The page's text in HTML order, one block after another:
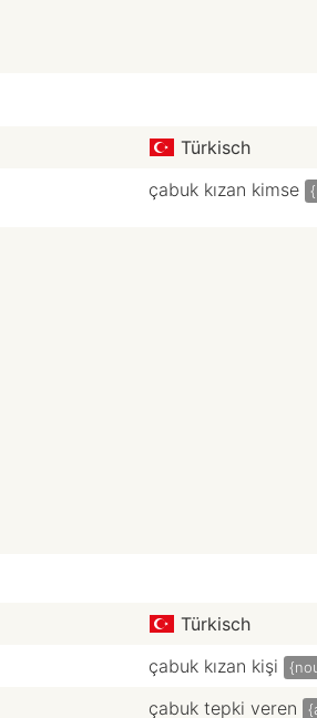
Türkisch
çabuk kızan kimse
Türkisch
çabuk kızan kişi
çabuk tepki veren